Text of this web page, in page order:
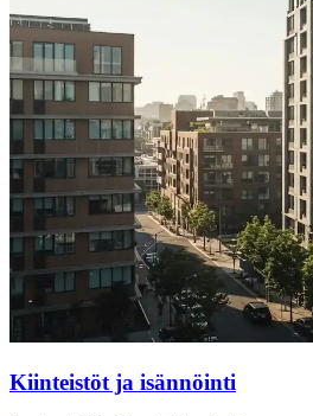
Kiinteistöt ja isännöinti